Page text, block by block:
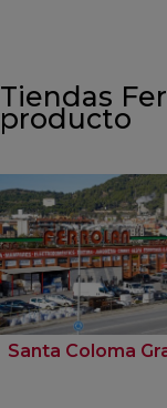
Tiendas
producto
Santa Coloma